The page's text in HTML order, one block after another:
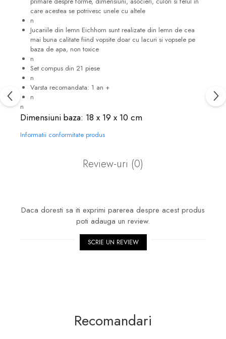
care acestea se potrivesc unele cu altele
n
Jucariile din lemn Eichhorn sunt realizate din lemn de cea
mai buna calitate fiind vopsite doar cu lacuri si vopsele pe
baza de apa, non toxice
n
Set compus din 21 piese
n
Varsta recomandata: 1 an +
n
n
Dimensiuni baza: 18 x 19 x 10 cm
Informatii conformitate produs
Review-uri (0)
Daca doresti sa iti exprimi parerea despre acest produs
poti adauga un review.
SCRIE UN REVIEW
Recomandari